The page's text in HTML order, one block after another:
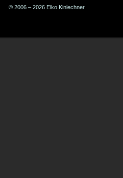
© 2006 – 2026 Elko Kinlechner